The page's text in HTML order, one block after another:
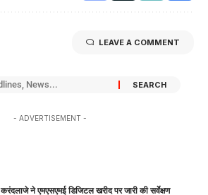
LEAVE A COMMENT
- ADVERTISEMENT -
करंदलाजे ने एमएसएमई डिजिटल खरीद पर जारी की सर्वेक्षण